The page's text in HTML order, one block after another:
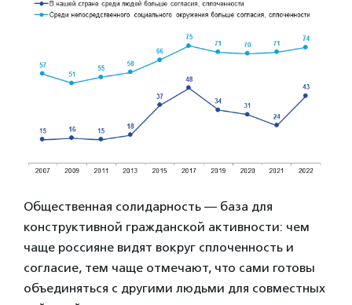
Общественная солидарность — база для
конструктивной гражданской активности: чем
чаще россияне видят вокруг сплоченность и
согласие, тем чаще отмечают, что сами готовы
объединяться с другими людьми для совместных